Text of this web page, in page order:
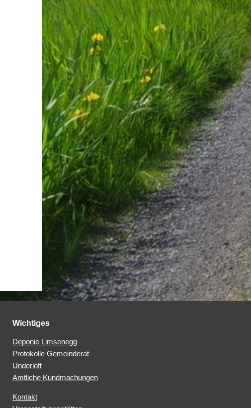
Wichtiges
Deponie Limsenegg
Protokolle Gemeinderat
Underloft
Amtliche Kundmachungen
Kontakt